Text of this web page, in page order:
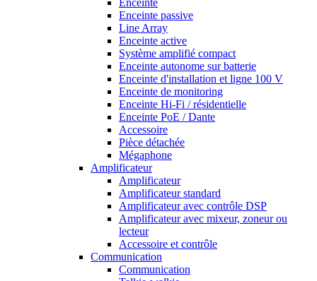
Enceinte
Enceinte passive
Line Array
Enceinte active
Système amplifié compact
Enceinte autonome sur batterie
Enceinte d'installation et ligne 100 V
Enceinte de monitoring
Enceinte Hi-Fi / résidentielle
Enceinte PoE / Dante
Accessoire
Pièce détachée
Mégaphone
Amplificateur
Amplificateur
Amplificateur standard
Amplificateur avec contrôle DSP
Amplificateur avec mixeur, zoneur ou
lecteur
Accessoire et contrôle
Communication
Communication